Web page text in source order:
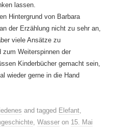
lassen.
Hintergrund von Barbara
der Erzählung nicht zu sehr an,
viele Ansätze zu
zum Weiterspinnen der
Kinderbücher gemacht sein,
wieder gerne in die Hand
and tagged Elefant
Wasser on 15. Mai